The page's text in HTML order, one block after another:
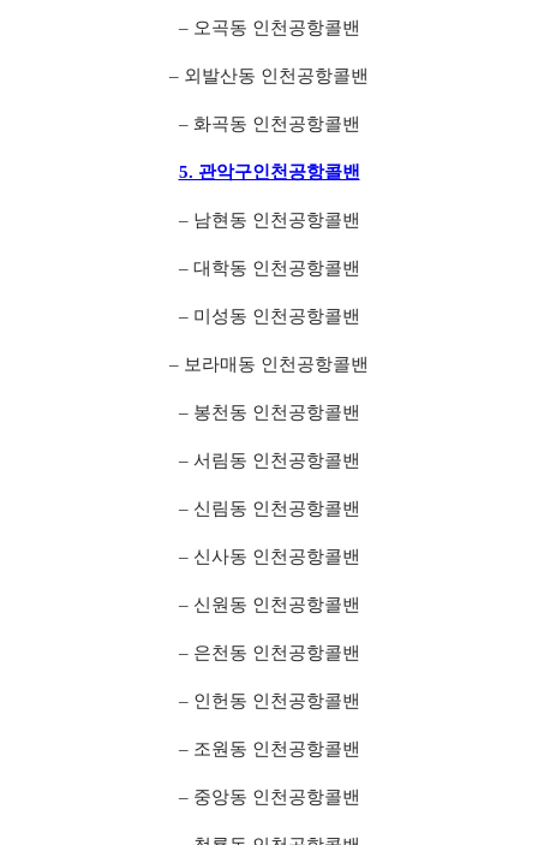
– 오곡동 인천공항콜밴
– 외발산동 인천공항콜밴
– 화곡동 인천공항콜밴
5. 관악구인천공항콜밴
– 남현동 인천공항콜밴
– 대학동 인천공항콜밴
– 미성동 인천공항콜밴
– 보라매동 인천공항콜밴
– 봉천동 인천공항콜밴
– 서림동 인천공항콜밴
– 신림동 인천공항콜밴
– 신사동 인천공항콜밴
– 신원동 인천공항콜밴
– 은천동 인천공항콜밴
– 인헌동 인천공항콜밴
– 조원동 인천공항콜밴
– 중앙동 인천공항콜밴